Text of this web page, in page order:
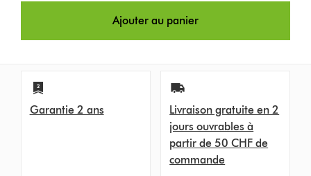
Ajouter au panier
Garantie 2 ans
Livraison gratuite en 2
jours ouvrables à
partir de 50 CHF de
commande